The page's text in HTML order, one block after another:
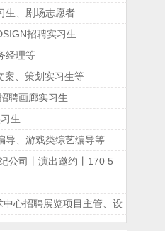
生、剧场志愿者
招聘实习生
经理等
案、策划实习生等
聘画廊实习生
生
导、游戏类综艺编导等
公司丨演出邀约丨170 5
中心招聘展览项目主管、设